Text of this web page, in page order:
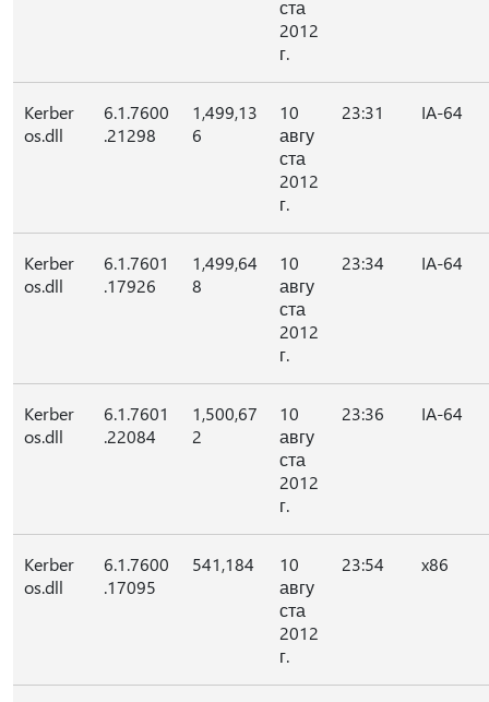
ста
2012
г.
Kerber
os.dll
6.1.7600
.21298
1,499,13
6
10
авгу
ста
2012
г.
23:31 IA-64
Kerber
os.dll
6.1.7601
.17926
1,499,64
8
10
авгу
ста
2012
г.
23:34 IA-64
Kerber
os.dll
6.1.7601
.22084
1,500,67
2
10
авгу
ста
2012
г.
23:36 IA-64
Kerber
os.dll
6.1.7600
.17095
541,184
10
авгу
ста
2012
г.
23:54 x86